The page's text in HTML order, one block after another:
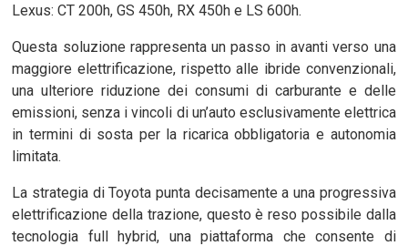
Lexus: CT 200h, GS 450h, RX 450h e LS 600h.
Questa soluzione rappresenta un passo in avanti verso una
maggiore elettrificazione, rispetto alle ibride convenzionali,
una ulteriore riduzione dei consumi di carburante e delle
emissioni, senza i vincoli di un’auto esclusivamente elettrica
in termini di sosta per la ricarica obbligatoria e autonomia
limitata.
La strategia di Toyota punta decisamente a una progressiva
elettrificazione della trazione, questo è reso possibile dalla
tecnologia full hybrid, una piattaforma che consente di